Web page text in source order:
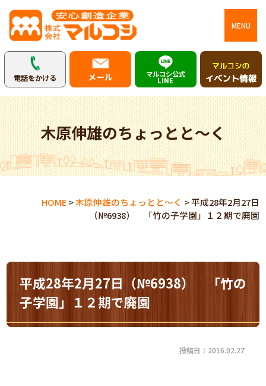
MENU
電話をかける メール マルコシ公式
LINE
木原伸雄のちょっとと～く
HOME>木原伸雄のちょっとと～く >平成28年2月27日
（№6938） 「竹の子学園」１２期で廃園
平成28年2月27日（№6938） 「竹の
子学園」１２期で廃園
投稿日：2016.02.27